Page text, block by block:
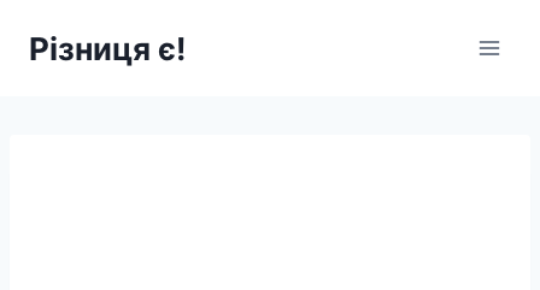
Різниця є!